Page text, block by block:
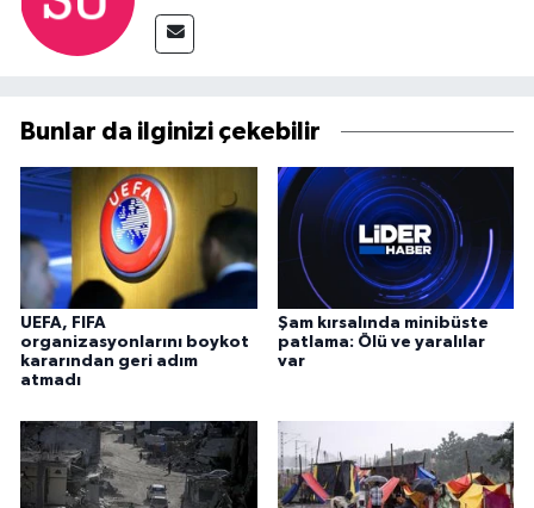
Bunlar da ilginizi çekebilir
UEFA, FIFA
organizasyonlarını boykot
kararından geri adım
atmadı
Şam kırsalında minibüste
patlama: Ölü ve yaralılar
var